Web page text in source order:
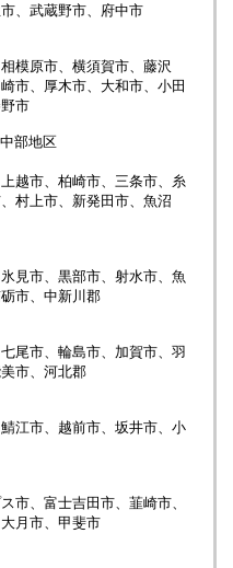
、武蔵野市、府中市
模原市、横須賀市、藤沢
市、厚木市、大和市、小田
市
中部地区
越市、柏崎市、三条市、糸
村上市、新発田市、魚沼
見市、黒部市、射水市、魚
市、中新川郡
尾市、輪島市、加賀市、羽
市、河北郡
江市、越前市、坂井市、小
市、富士吉田市、韮崎市、
月市、甲斐市